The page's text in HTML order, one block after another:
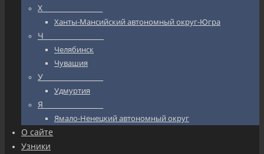
Х_________________
Ханты-Мансийский автономный округ-Югра
Ч_________________
Челябинск
Чувашия
У_________________
Удмуртия
Я_________________
Ямало-Ненецкий автономный округ
О сайте
Узники